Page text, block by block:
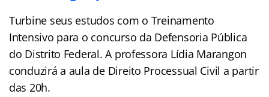
Turbine seus estudos com o Treinamento
Intensivo para o concurso da Defensoria Pública
do Distrito Federal. A professora Lídia Marangon
conduzirá a aula de Direito Processual Civil a partir
das 20h.